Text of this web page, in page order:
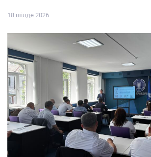
18 шілде 2026